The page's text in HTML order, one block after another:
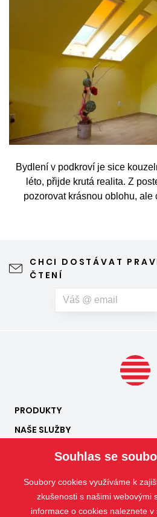
Bydlení v podkroví je sice
léto, přijde krutá realita. Z
pozorovat krásnou oblohu, ale
CHCI DOSTÁVAT
ČTENÍ
PRODUKTY
NAŠE SLUŽBY
KONTAKT
Souhlas se
Soubory cookies využíváme k
zkušenosti s našimi webovými
informace o cookies naleznete v